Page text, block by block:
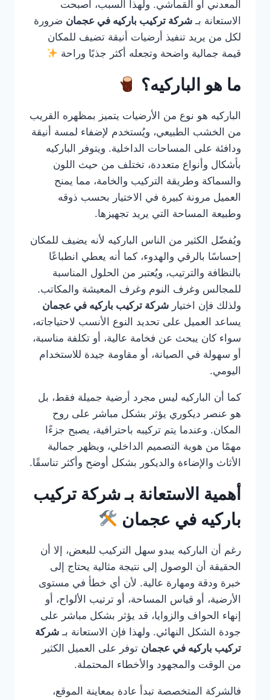
المعدني أو القماشي. ولهذا السبب، أصبحت
الاستعانة بـ شركة تركيب باركيه في عجمان ضرورة
لكل من يريد تنفيذ أرضيات أنيقة تضيف للمكان
قيمة جمالية واضحة وتجعله أكثر جذبًا وراحة
ما هو الباركيه؟
الباركيه هو نوع من الأرضيات يتميز بمظهره القريب
من الخشب الطبيعي، ويُستخدم لإضفاء لمسة أنيقة
ودافئة على المساحات الداخلية. ويتوفر الباركيه
بأشكال وأنواع متعددة، تختلف من حيث اللون
والسماكة وطريقة التركيب والخامة، مما يمنح
العميل مرونة كبيرة في الاختيار بحسب ذوقه
وطبيعة المساحة التي يريد تجهيزها.
ويُفضّل الكثير من الناس الباركيه لأنه يضيف للمكان
إحساسًا بالرقي والهدوء، كما أنه يعطي انطباعًا
بالنظافة والترتيب، ويُعتبر من الحلول المناسبة
للمجالس وغرف النوم وغرف المعيشة والمكاتب.
ولذلك فإن اختيار شركة تركيب باركيه في عجمان
يساعد العميل على تحديد النوع الأنسب لاحتياجاته،
سواء كان يبحث عن فخامة عالية، أو تكلفة مناسبة،
أو سهولة في الصيانة، أو مقاومة جيدة للاستخدام
اليومي.
كما أن الباركيه ليس مجرد أرضية جميلة فقط، بل
هو عنصر ديكوري يؤثر بشكل مباشر على روح
المكان. وعندما يتم تركيبه باحترافية، يصبح جزءًا
مهمًا من هوية التصميم الداخلي، ويظهر جمالية
الأثاث والإضاءة والديكور بشكل أوضح وأكثر تناسقًا.
أهمية الاستعانة بـ شركة تركيب
باركيه في عجمان
رغم أن الباركيه يبدو سهل التركيب للبعض، إلا أن
الحقيقة أن الوصول إلى نتيجة مثالية يحتاج إلى
خبرة ودقة ومهارة عالية. لأن أي خطأ في مستوى
الأرضية، أو قياس المساحة، أو ترتيب الألواح، أو
إنهاء الحواف والزوايا، قد يؤثر بشكل مباشر على
جودة الشكل النهائي. ولهذا فإن الاستعانة بـ شركة
تركيب باركيه في عجمان توفر على العميل الكثير
من الوقت والمجهود والأخطاء المحتملة.
فالشركة المتخصصة تبدأ عادة بمعاينة الموقع،